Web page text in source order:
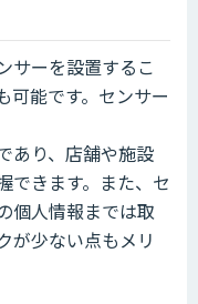
サーを設置するこ
可能です。センサー
あり、店舗や施設
できます。また、セ
個人情報までは取
が少ない点もメリ